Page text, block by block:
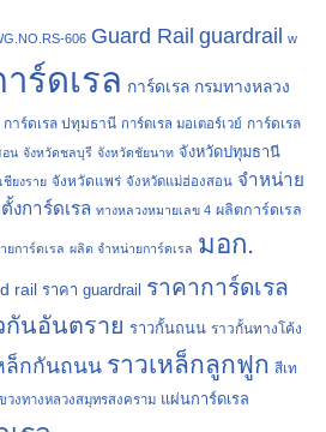
606 Guard Rail guardrail w
าร์ดเรล การ์ดเรล กรมทางหลวง
การ์ดเรล ปทุมธานี การ์ดเรล มอเตอร์เวย์ การ์ดเรล
อน จังหวัดชลบุรี จังหวัดชัยนาท จังหวัดปทุมธานี
ชียงราย จังหวัดแพร่ จังหวัดแม่ฮ่องสอน จำหน่าย
งการ์ดเรล ทางหลวงหมายเลข 4 ผลิตการ์ดเรล
ยการ์ดเรล ผลิต จำหน่ายการ์ดเรล มอก.
rail ราคา guardrail ราคาการ์ดเรล
กันอันตราย ราวกั้นถนน ราวกั้นทางโค้ง
ล็กกันถนน ราวเหล็กลูกฟูก สีเท
วงทางหลวงสมุทรสงคราม แผ่นการ์ดเรล